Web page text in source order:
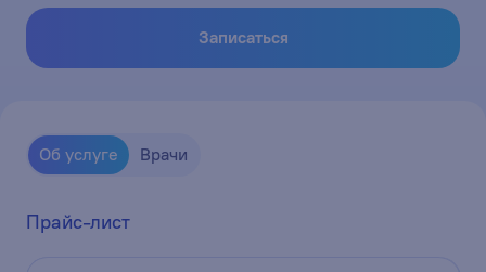
Записаться
Об услуге Врачи
Прайс-лист